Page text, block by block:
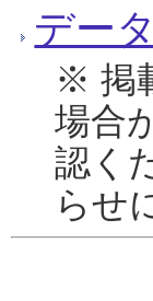
デー
※ 掲
場合
認く
らせ